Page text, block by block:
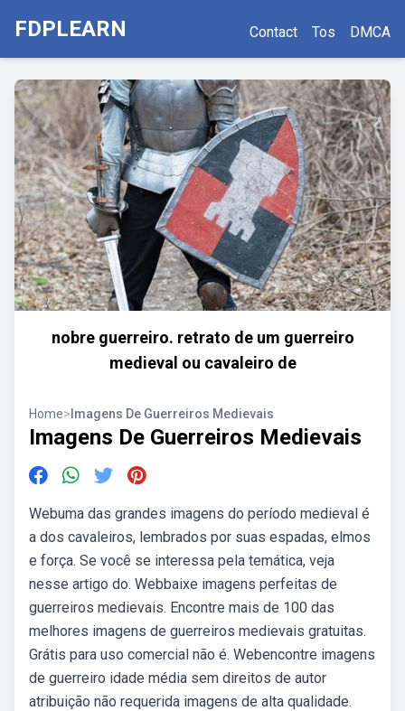
FDPLEARN Contact Tos DMCA
nobre guerreiro. retrato de um guerreiro
medieval ou cavaleiro de
Home> Imagens De Guerreiros Medievais
Imagens De Guerreiros Medievais
Webuma das grandes imagens do período medieval é
a dos cavaleiros, lembrados por suas espadas, elmos
e força. Se você se interessa pela temática, veja
nesse artigo do. Webbaixe imagens perfeitas de
guerreiros medievais. Encontre mais de 100 das
melhores imagens de guerreiros medievais gratuitas.
Grátis para uso comercial não é. Webencontre imagens
de guerreiro idade média sem direitos de autor
atribuição não requerida imagens de alta qualidade.